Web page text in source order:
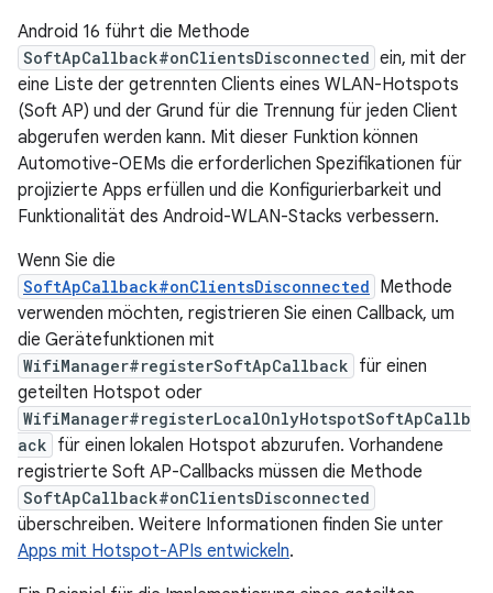
Android 16 führt die Methode
SoftApCallback#onClientsDisconnected ein, mit der
eine Liste der getrennten Clients eines WLAN-Hotspots
(Soft AP) und der Grund für die Trennung für jeden Client
abgerufen werden kann. Mit dieser Funktion können
Automotive-OEMs die erforderlichen Spezifikationen für
projizierte Apps erfüllen und die Konfigurierbarkeit und
Funktionalität des Android-WLAN-Stacks verbessern.
Wenn Sie die
SoftApCallback#onClientsDisconnected Methode
verwenden möchten, registrieren Sie einen Callback, um
die Gerätefunktionen mit
WifiManager#registerSoftApCallback für einen
geteilten Hotspot oder
WifiManager#registerLocalOnlyHotspotSoftApCallb
ack für einen lokalen Hotspot abzurufen. Vorhandene
registrierte Soft AP-Callbacks müssen die Methode
SoftApCallback#onClientsDisconnected
überschreiben. Weitere Informationen finden Sie unter
Apps mit Hotspot-APIs entwickeln.